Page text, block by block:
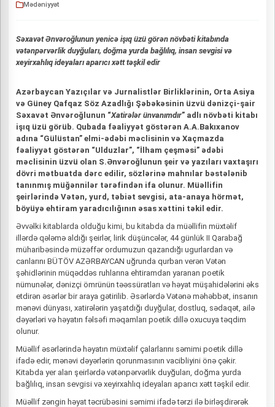
Mədəniyyət
Səxavət Ənvəroğlunun yenicə işıq üzü görən növbəti kitabında
vətənpərvərlik duyğuları, doğma yurda bağlılıq, insan sevgisi və
xeyirxahlıq ideyaları aparıcı xətt təşkil edir
Azərbaycan Yazıçılar və Jurnalistlər Birliklərinin, Orta Asiya
və Güney Qafqaz Söz Azadlığı Şəbəkəsinin üzvü dənizçi-şair
Səxavət Ənvəroğlunun “Xatirələr ünvanımdır” adlı növbəti kitabı
işıq üzü görüb. Qubada fəaliyyət göstərən A.A.Bakıxanov
adına “Gülüstan” elmi-ədəbi məclisinin və Xaçmazda
fəaliyyət göstərən “Ulduzlar”, “İlham çeşməsi” ədəbi
məclisinin üzvü olan S.Ənvəroğlunun şeir və yazıları vaxtaşırı
dövri mətbuatda dərc edilir, sözlərinə mahnılar bəstələnib
tanınmış müğənnilər tərəfindən ifa olunur. Müəllifin
şeirlərində Vətən, yurd, təbiət sevgisi, ata-anaya hörmət,
böyüyə ehtiram yaradıcılığının əsas xəttini təkil edir.
Əvvəlki kitablarda olduğu kimi, bu kitabda da müəllifin müxtəlif
illərdə qələmə aldığı şeirlər, lirik düşüncələr, 44 günlük II Qarabağ
müharibəsində müzəffər ordumuzun qazandığı ugurlardan və
canlarını BÜTÖV AZƏRBAYCAN uğrunda qurban verən Vətən
şəhidlərinin müqəddəs ruhlarına ehtiramdan yaranan poetik
nümunələr, dənizçi ömrünün təəssüratları və həyat müşahidələrini əks
etdirən əsərlər bir araya gətirilib. Əsərlərdə Vətənə məhəbbət, insanın
mənəvi dünyası, xatirələrin yaşatdığı duyğular, dostluq, sədaqət, ailə
dəyərləri və həyatın fəlsəfi məqamları poetik dillə oxucuya təqdim
olunur.
Müəllif əsərlərində həyatın müxtəlif çalarlarını səmimi poetik dillə
ifadə edir, mənəvi dəyərlərin qorunmasının vacibliyini önə çəkir.
Kitabda yer alan şeirlərdə vətənpərvərlik duyğuları, doğma yurda
bağlılıq, insan sevgisi və xeyirxahlıq ideyaları aparıcı xətt təşkil edir.
Müəllif zəngin həyat təcrübəsini səmimi ifadə tərzi ilə birləşdirərək